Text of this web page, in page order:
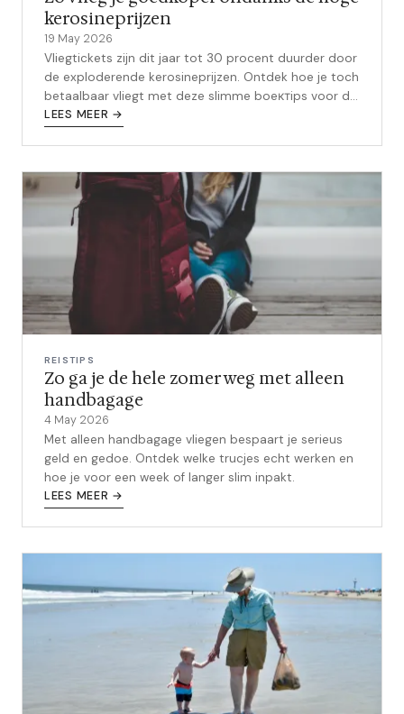
kerosineprijzen
19 May 2026
Vliegtickets zijn dit jaar tot 30 procent duurder door
de exploderende kerosineprijzen. Ontdek hoe je toch
betaalbaar vliegt met deze slimme boeктips voor de
zomervakantie.
LEES MEER →
REISTIPS
Zo ga je de hele zomer weg met alleen
handbagage
4 May 2026
Met alleen handbagage vliegen bespaart je serieus
geld en gedoe. Ontdek welke trucjes echt werken en
hoe je voor een week of langer slim inpakt.
LEES MEER →